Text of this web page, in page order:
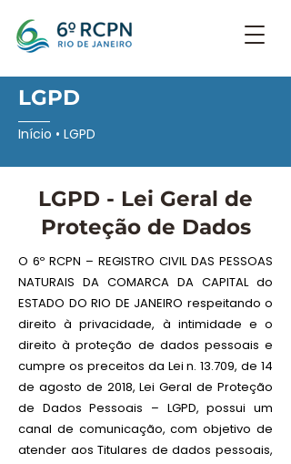
LGPD
Início • LGPD
LGPD - Lei Geral de
Proteção de Dados
O 6º RCPN – REGISTRO CIVIL DAS PESSOAS
NATURAIS DA COMARCA DA CAPITAL do
ESTADO DO RIO DE JANEIRO respeitando o
direito à privacidade, à intimidade e o
direito à proteção de dados pessoais e
cumpre os preceitos da Lei n. 13.709, de 14
de agosto de 2018, Lei Geral de Proteção
de Dados Pessoais – LGPD, possui um
canal de comunicação, com objetivo de
atender aos Titulares de dados pessoais,